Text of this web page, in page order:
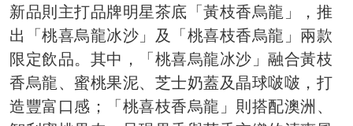
新品則主打品牌明星茶底「黃枝香烏龍」，推
出「桃喜烏龍冰沙」及「桃喜枝香烏龍」兩款
限定飲品。其中，「桃喜烏龍冰沙」融合黃枝
香烏龍、蜜桃果泥、芝士奶蓋及晶球啵啵，打
造豐富口感；「桃喜枝香烏龍」則搭配澳洲、